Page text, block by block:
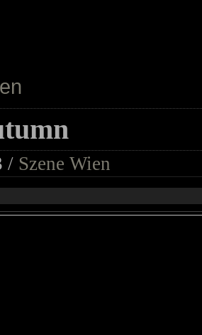
/ Szene Wien